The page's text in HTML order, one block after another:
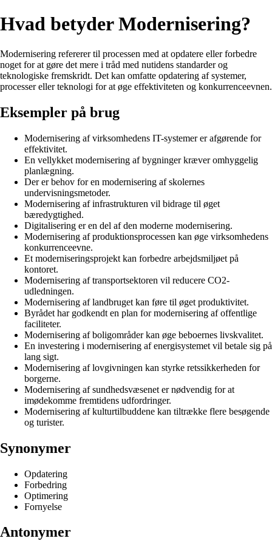
Hvad betyder Modernisering?
Modernisering refererer til processen med at opdatere eller forbedre
noget for at gøre det mere i tråd med nutidens standarder og
teknologiske fremskridt. Det kan omfatte opdatering af systemer,
processer eller teknologi for at øge effektiviteten og konkurrenceevnen.
Eksempler på brug
Modernisering af virksomhedens IT-systemer er afgørende for
effektivitet.
En vellykket modernisering af bygninger kræver omhyggelig
planlægning.
Der er behov for en modernisering af skolernes
undervisningsmetoder.
Modernisering af infrastrukturen vil bidrage til øget
bæredygtighed.
Digitalisering er en del af den moderne modernisering.
Modernisering af produktionsprocessen kan øge virksomhedens
konkurrenceevne.
Et moderniseringsprojekt kan forbedre arbejdsmiljøet på
kontoret.
Modernisering af transportsektoren vil reducere CO2-
udledningen.
Modernisering af landbruget kan føre til øget produktivitet.
Byrådet har godkendt en plan for modernisering af offentlige
faciliteter.
Modernisering af boligområder kan øge beboernes livskvalitet.
En investering i modernisering af energisystemet vil betale sig på
lang sigt.
Modernisering af lovgivningen kan styrke retssikkerheden for
borgerne.
Modernisering af sundhedsvæsenet er nødvendig for at
imødekomme fremtidens udfordringer.
Modernisering af kulturtilbuddene kan tiltrække flere besøgende
og turister.
Synonymer
Opdatering
Forbedring
Optimering
Fornyelse
Antonymer